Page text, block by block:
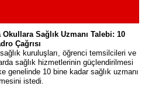
Sağlık Uzmanı Talebi: 10
Çağrısı
kuruluşları, öğrenci temsilcileri ve
sağlık hizmetlerinin güçlendirilmesi
genelinde 10 bine kadar sağlık uzmanı
istedi.